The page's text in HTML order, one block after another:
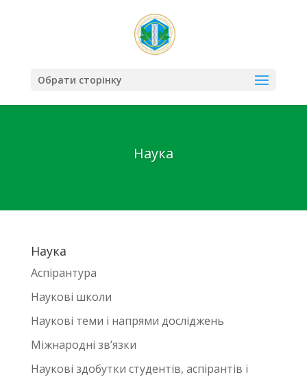
Обрати сторінку
Наука
Наука
Аспірантура
Наукові школи
Наукові теми і напрями досліджень
Міжнародні зв’язки
Наукові здобутки студентів, аспірантів і